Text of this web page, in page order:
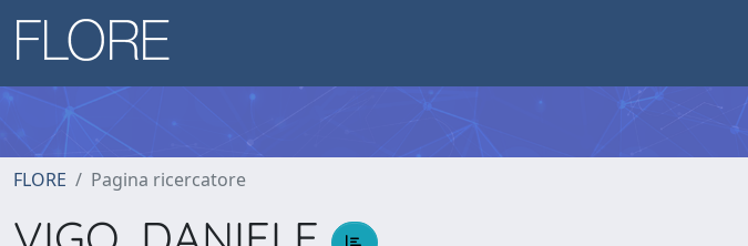
FLORE Pagina ricercatore